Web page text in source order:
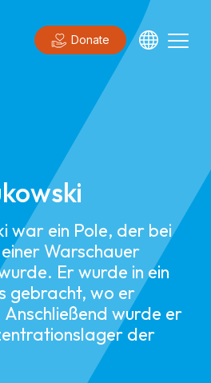
Donate
war ein Pole, der bei
Warschauer
Er wurde in ein
gebracht, wo er
wurde er
der